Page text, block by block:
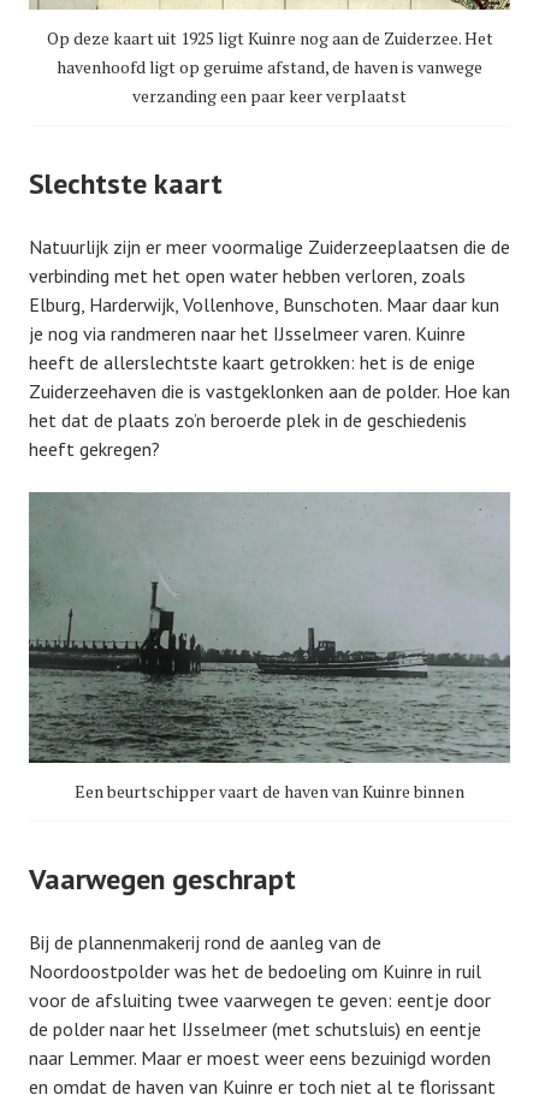
Op deze kaart uit 1925 ligt Kuinre nog aan de Zuiderzee. Het
havenhoofd ligt op geruime afstand, de haven is vanwege
verzanding een paar keer verplaatst
Slechtste kaart
Natuurlijk zijn er meer voormalige Zuiderzeeplaatsen die de
verbinding met het open water hebben verloren, zoals
Elburg, Harderwijk, Vollenhove, Bunschoten. Maar daar kun
je nog via randmeren naar het IJsselmeer varen. Kuinre
heeft de allerslechtste kaart getrokken: het is de enige
Zuiderzeehaven die is vastgeklonken aan de polder. Hoe kan
het dat de plaats zo’n beroerde plek in de geschiedenis
heeft gekregen?
Een beurtschipper vaart de haven van Kuinre binnen
Vaarwegen geschrapt
Bij de plannenmakerij rond de aanleg van de
Noordoostpolder was het de bedoeling om Kuinre in ruil
voor de afsluiting twee vaarwegen te geven: eentje door
de polder naar het IJsselmeer (met schutsluis) en eentje
naar Lemmer. Maar er moest weer eens bezuinigd worden
en omdat de haven van Kuinre er toch niet al te florissant